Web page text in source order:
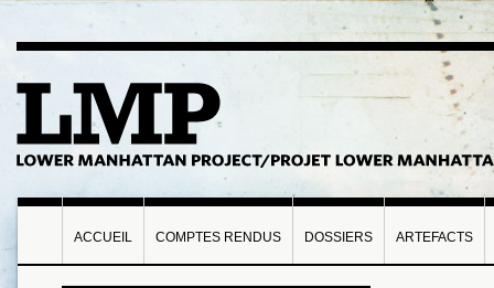
ACCUEIL COMPTES RENDUS DOSSIERS ARTEFACTS